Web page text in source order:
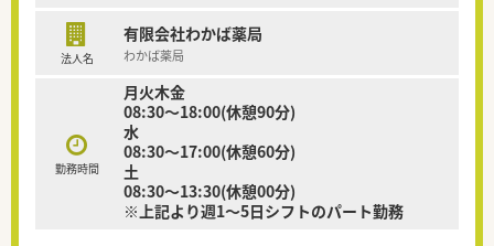
法人名
有限会社わかば薬局
わかば薬局
勤務時間
月火木金
08:30～18:00(休憩90分)
水
08:30～17:00(休憩60分)
土
08:30～13:30(休憩00分)
※上記より週1～5日シフトのパート勤務